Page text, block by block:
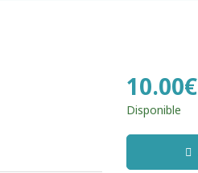
10.00€
Disponible